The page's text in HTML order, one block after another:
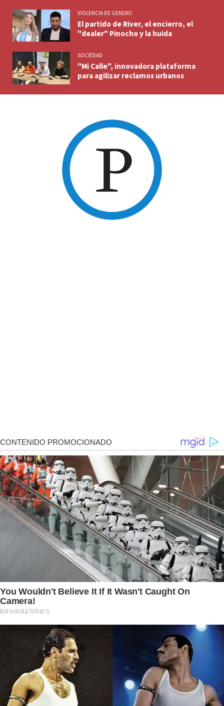
VIOLENCIA DE GENERO
El partido de River, el encierro, el
"dealer" Pinocho y la huida
SOCIEDAD
"Mi Calle", innovadora plataforma
para agilizar reclamos urbanos